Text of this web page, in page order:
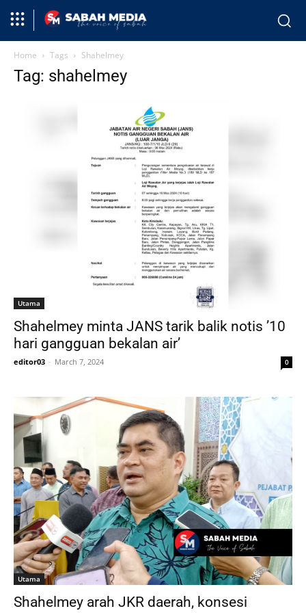
Home Tags Shahelmey
Tag: shahelmey
Utama
Shahelmey minta JANS tarik balik notis ’10
hari gangguan bekalan air’
editor03 - March 7, 2024 0
Utama
Shahelmey arah JKR daerah, konsesi